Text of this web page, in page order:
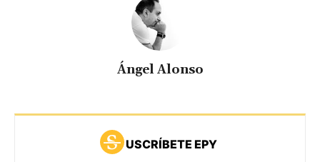
Ángel Alonso
USCRÍBETE EPY